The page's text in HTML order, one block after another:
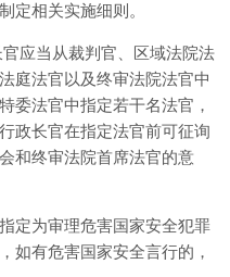
定相关实施细则。
应当从裁判官、区域法院法
庭法官以及终审法院法官中
委法官中指定若干名法官，
政长官在指定法官前可征询
和终审法院首席法官的意
定为审理危害国家安全犯罪
如有危害国家安全言行的，